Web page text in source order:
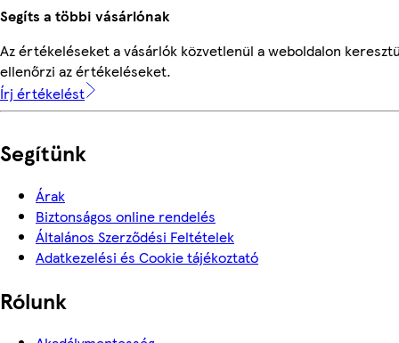
Segíts a többi vásárlónak
Az értékeléseket a vásárlók közvetlenül a weboldalon
ellenőrzi az értékeléseket.
Írj értékelést
Segítünk
Árak
Biztonságos online rendelés
Általános Szerződési Feltételek
Adatkezelési és Cookie tájékoztató
Rólunk